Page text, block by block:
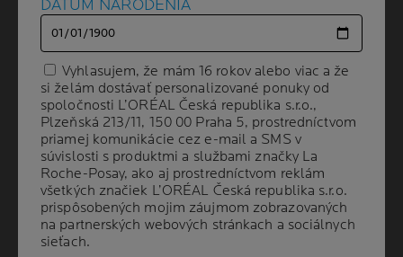
pleti
ako sa zbavit akne a pupienkov
ako sa zbavit hyperpigmentacie
Ako sa zbavit jaziev a skvrn
atopicky ekzem u deti pocas sportu
atopicky ekzem u deti v skole
co je atopicka dermatitida od priciny k rieseniu
vsetko co potrebujete vediet na jednom mieste
co to je mikrobiom
Hormonalne akne
Hyperpigmentacia ake su jej priciny
kozna vyrazka ktora svrbi ako liecit alergicku
DÁTUM NARODENIA
Vyhlasujem, že mám 16 rokov alebo viac a že
si želám dostávať personalizované ponuky od
spoločnosti L’ORÉAL Česká republika s.r.o.,
Plzeňská 213/11, 150 00 Praha 5, prostredníctvom
priamej komunikácie cez e-mail a SMS v
súvislosti s produktmi a službami značky La
Roche-Posay, ako aj prostredníctvom reklám
všetkých značiek L’ORÉAL Česká republika s.r.o.
prispôsobených mojim záujmom zobrazovaných
na partnerských webových stránkach a sociálnych
sieťach.
DÁTUM NARODENIA
Vyhlasujem, že mám 16 rokov alebo viac a že
si želám dostávať personalizované ponuky od
spoločnosti L’ORÉAL Česká republika s.r.o.,
Plzeňská 213/11, 150 00 Praha 5, prostredníctvom
priamej komunikácie cez e-mail a SMS v
súvislosti s produktmi a službami značky La
Roche-Posay, ako aj prostredníctvom reklám
všetkých značiek L’ORÉAL Česká republika s.r.o.
prispôsobených mojim záujmom zobrazovaných
na partnerských webových stránkach a sociálnych
sieťach.